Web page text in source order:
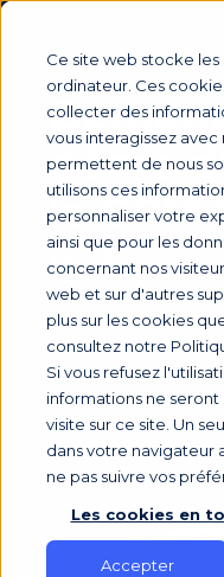
Ce site web stocke
ordinateur. Ces
collecter des
vous interagissez
permettent de nous
utilisons ces
personnaliser votre
ainsi que pour les
concernant nos
web et sur d'autres
plus sur les cookies
consultez notre
Si vous refusez
informations ne seront
visite sur ce site. Un
dans votre navigateur
ne pas suivre vos
Les cookies en
Accepter
démo
le CRM
n°1